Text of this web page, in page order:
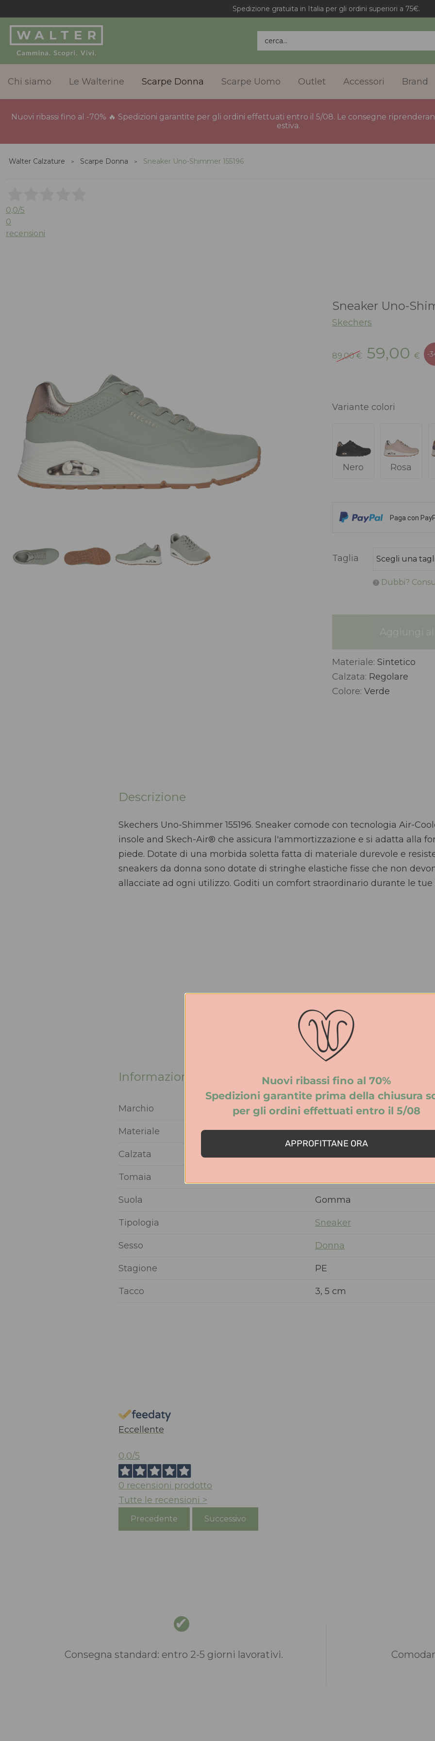
Spedizione gratuita in Italia per gli ordini superiori a 75€.
cerca...
Chi siamo Le Walterine Scarpe Donna Scarpe Uomo Outlet Accessori Brand
Nuovi ribassi fino al -70% 🔥 Spedizioni garantite per gli ordini effettuati entro il 5/08. Le consegne
estiva.
Walter Calzature Scarpe Donna Sneaker Uno-Shimmer 155196
0,0/5
0
recensioni
Sneaker Uno-
Skechers
89,00€
Il
prezzo
89,00 €.
59,00 €
Il
-
Variante colori
Nero Rosa
Paga con
Taglia
Dubbi?
Aggiungi
Alternative:
Materiale: Sintetico
Calzata: Regolare
Colore: Verde
Descrizione
Skechers Uno-Shimmer 155196. Sneaker comode con tecnologia Air-
insole and Skech-Air® che assicura l'ammortizzazione e si adatta alla
piede. Dotate di una morbida soletta fatta di materiale durevole e
sneakers da donna sono dotate di stringhe elastiche fisse che non
allacciate ad ogni utilizzo. Goditi un comfort straordinario durante le
Informazioni aggiuntive
Marchio Skechers
Materiale Sintetico
Calzata
Tomaia
Suola Gomma
Tipologia Sneaker
Sesso Donna
Stagione PE
Tacco 3, 5 cm
Eccellente
0,0/5
0 recensioni prodotto
Tutte le recensioni >
Precedente Successivo
Consegna standard: entro 2-5 giorni lavorativi.
Nuovi ribassi fino al 70%
Spedizioni garantite prima della chiusura
per gli ordini effettuati entro il 5/08
APPROFITTANE ORA